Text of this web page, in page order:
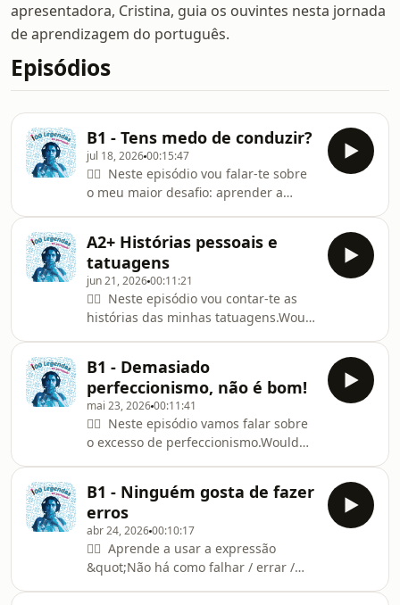
apresentadora, Cristina, guia os ouvintes nesta jornada
de aprendizagem do português.
Episódios
B1 - Tens medo de conduzir?
jul 18, 202600:15:47
👉🏻 Neste episódio vou falar-te sobre
o meu maior desafio: aprender a
private and group lessons:
⁠⁠⁠⁠⁠⁠⁠⁠⁠⁠⁠⁠portuguesewithcristina@gmail.com⁠⁠⁠⁠⁠⁠⁠⁠⁠⁠⁠⁠⭐
⁠⁠⁠⁠Access the transcripts and exclusive
videos on ⁠⁠⁠⁠⁠⁠⁠⁠⁠⁠⁠⁠Buy Me a Coffee⁠⁠⁠⁠⁠⁠⁠⁠⁠⁠⁠⁠🍿 YouTube:
⁠⁠⁠⁠⁠⁠⁠⁠⁠⁠⁠⁠https://youtube.com/@portuguesewithcristina⁠⁠⁠⁠⁠⁠⁠⁠⁠⁠⁠⁠📸
Instagr
A2+ Histórias pessoais e
tatuagens
jun 21, 202600:11:21
👉🏻 Neste episódio vou contar-te as
histórias das minhas tatuagens.Would
lessons:
⁠⁠⁠⁠⁠⁠⁠⁠⁠⁠⁠portuguesewithcristina@gmail.com⁠⁠⁠⁠⁠⁠⁠⁠⁠⁠⁠⭐
⁠⁠⁠⁠Access the transcripts and exclusive
videos on ⁠⁠⁠⁠⁠⁠⁠⁠⁠⁠⁠Buy Me a Coffee⁠⁠⁠⁠⁠⁠⁠⁠⁠⁠⁠🍿 YouTube:
⁠⁠⁠⁠⁠⁠⁠⁠⁠⁠⁠https://youtube.com/@portuguesewithcristina⁠⁠⁠⁠⁠⁠⁠⁠⁠⁠⁠📸
Instagram: ⁠⁠⁠⁠⁠⁠⁠⁠⁠⁠⁠http
B1 - Demasiado
perfeccionismo, não é bom!
mai 23, 202600:11:41
👉🏻 Neste episódio vamos falar sobre
o excesso de perfeccionismo.Would
lessons:
⁠⁠⁠⁠⁠⁠⁠⁠⁠⁠portuguesewithcristina@gmail.com⁠⁠⁠⁠⁠⁠⁠⁠⁠⁠⭐
⁠⁠⁠⁠Access the transcripts and exclusive
videos on ⁠⁠⁠⁠⁠⁠⁠⁠⁠⁠Buy Me a Coffee⁠⁠⁠⁠⁠⁠⁠⁠⁠⁠🍿 YouTube:
⁠⁠⁠⁠⁠⁠⁠⁠⁠⁠https://youtube.com/@portuguesewithcristina⁠⁠⁠⁠⁠⁠⁠⁠⁠⁠📸
Instagram: ⁠⁠⁠⁠⁠⁠⁠⁠⁠⁠https://insta
B1 - Ninguém gosta de fazer
erros
abr 24, 202600:10:17
👉🏻 Aprende a usar a expressão
&quot;Não há como falhar / errar /